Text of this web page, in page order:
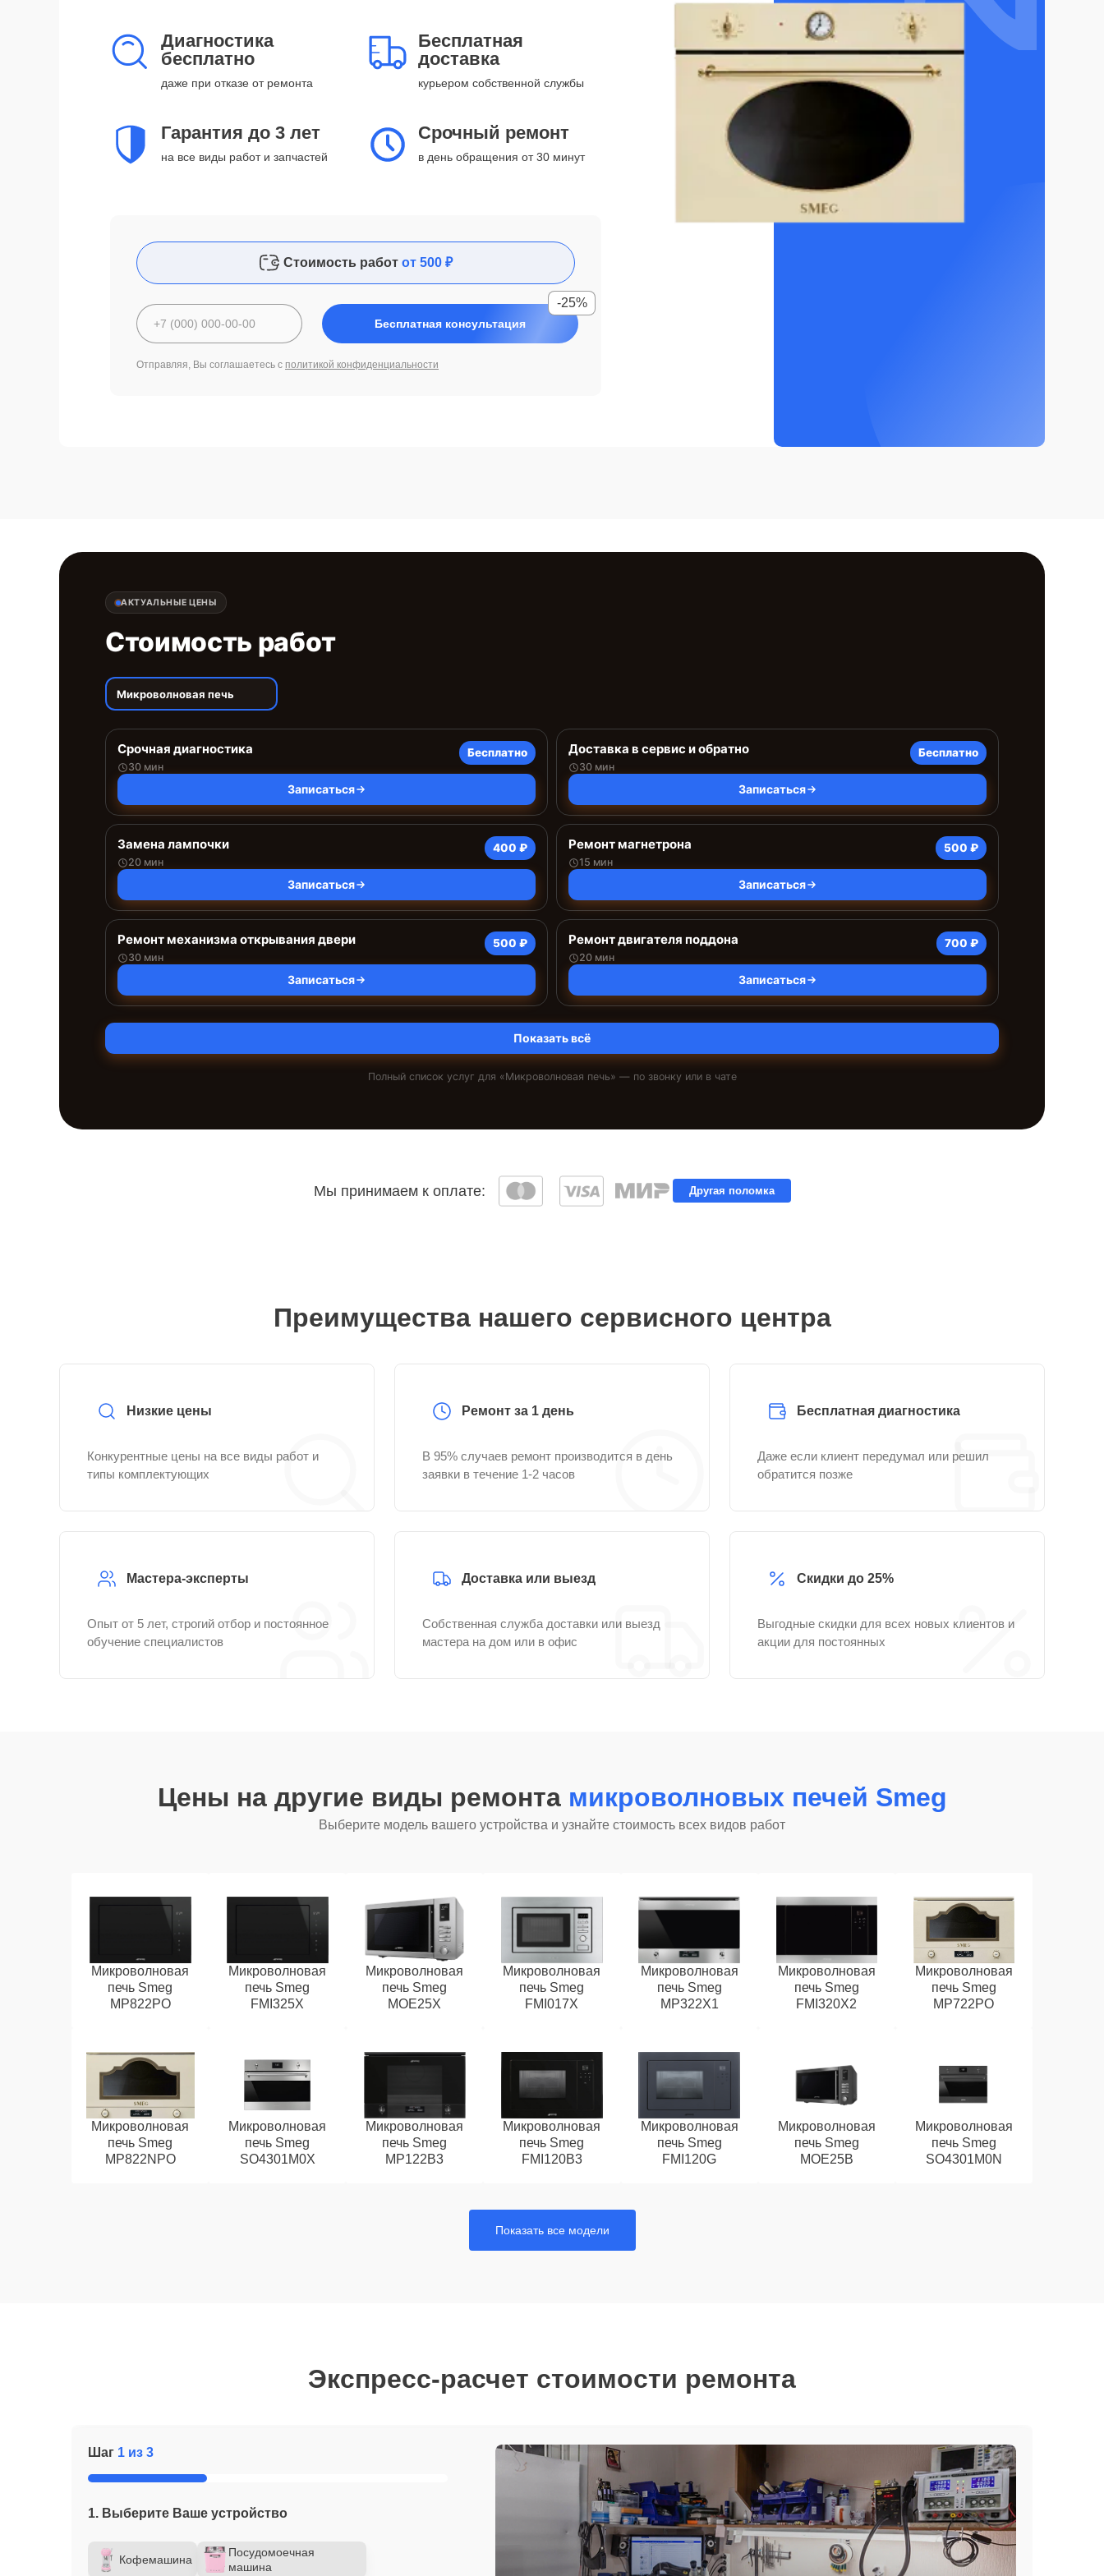
Диагностика
бесплатно
даже при отказе от ремонта
Бесплатная
доставка
курьером собственной службы
Гарантия до 3 лет
на все виды работ и запчастей
Срочный ремонт
в день обращения от 30 минут
Стоимость работ от 500 ₽
Бесплатная консультация
-25%
Отправляя, Вы соглашаетесь с политикой конфиденциальности
АКТУАЛЬНЫЕ ЦЕНЫ
Стоимость работ
Микроволновая печь
Срочная диагностика
30 мин
Бесплатно
Записаться
Доставка в сервис и обратно
30 мин
Бесплатно
Записаться
Замена лампочки
20 мин
400 ₽
Записаться
Ремонт магнетрона
15 мин
500 ₽
Записаться
Ремонт механизма открывания двери
30 мин
500 ₽
Записаться
Ремонт двигателя поддона
20 мин
700 ₽
Записаться
Показать всё
Полный список услуг для «Микроволновая печь» — по звонку или в чате
Мы принимаем к оплате: Другая поломка
Преимущества нашего сервисного центра
Низкие цены
Конкурентные цены на все виды работ и
типы комплектующих
Ремонт за 1 день
В 95% случаев ремонт производится в день
заявки в течение 1-2 часов
Бесплатная диагностика
Даже если клиент передумал или решил
обратится позже
Мастера-эксперты
Опыт от 5 лет, строгий отбор и постоянное
обучение специалистов
Доставка или выезд
Собственная служба доставки или выезд
мастера на дом или в офис
Скидки до 25%
Выгодные скидки для всех новых клиентов и
акции для постоянных
Цены на другие виды ремонта микроволновых печей Smeg
Выберите модель вашего устройства и узнайте стоимость всех видов работ
Микроволновая
печь Smeg
MP822PO
Микроволновая
печь Smeg
FMI325X
Микроволновая
печь Smeg
MOE25X
Микроволновая
печь Smeg
FMI017X
Микроволновая
печь Smeg
MP322X1
Микроволновая
печь Smeg
FMI320X2
Микроволновая
печь Smeg
MP722PO
Микроволновая
печь Smeg
MP822NPO
Микроволновая
печь Smeg
SO4301M0X
Микроволновая
печь Smeg
MP122B3
Микроволновая
печь Smeg
FMI120B3
Микроволновая
печь Smeg
FMI120G
Микроволновая
печь Smeg
MOE25B
Микроволновая
печь Smeg
SO4301M0N
Показать все модели
Экспресс-расчет стоимости ремонта
Шаг 1 из 3
1. Выберите Ваше устройство
Кофемашина
Посудомоечная
машина